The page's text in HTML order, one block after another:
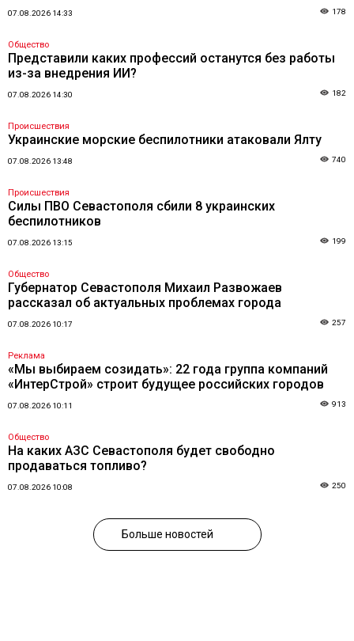
07.08.2026 14:33 178
Общество
Представили каких профессий останутся без работы
из-за внедрения ИИ?
07.08.2026 14:30 182
Происшествия
Украинские морские беспилотники атаковали Ялту
07.08.2026 13:48 740
Происшествия
Силы ПВО Севастополя сбили 8 украинских
беспилотников
07.08.2026 13:15 199
Общество
Губернатор Севастополя Михаил Развожаев
рассказал об актуальных проблемах города
07.08.2026 10:17 257
Реклама
«Мы выбираем созидать»: 22 года группа компаний
«ИнтерСтрой» строит будущее российских городов
07.08.2026 10:11 913
Общество
На каких АЗС Севастополя будет свободно
продаваться топливо?
07.08.2026 10:08 250
Больше новостей